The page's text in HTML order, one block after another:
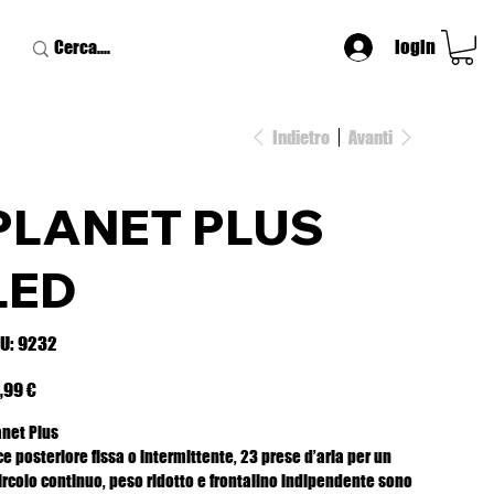
login
Indietro Avanti
PLUS
SKU
9232
9232
€
Plus
posteriore fissa o intermittente, 23 prese d’aria per un
continuo, peso ridotto e frontalino indipendente sono